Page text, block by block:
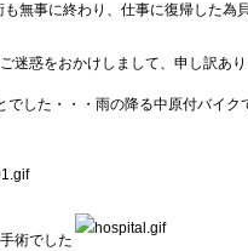
も無事に終わり、仕事に復帰した為
迷惑をおかけしまして、申し訳あ
した・・・雨の降る中原付バイク
術でした